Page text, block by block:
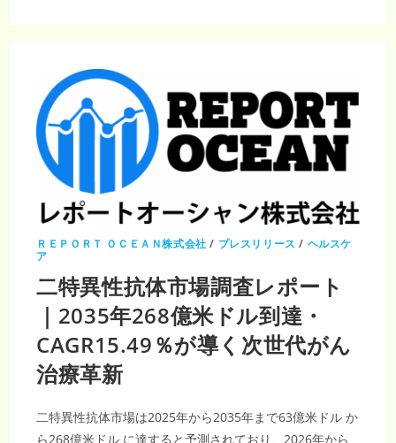
場
調
査
レ
ポ
ー
ト
｜
855
億
2000
万
米
ル・
CAGR3.84％、
が
ん
研
開
発
ＲＥＰＯＲＴ ＯＣＥＡＮ株式会社 / プレスリリース / ヘルスケ
ア
二特異性抗体市場調査レポート
｜2035年268億米ドル到達・
CAGR15.49％が導く次世代がん
治療革新
二特異性抗体市場は2025年から2035年まで63億米ドル か
ら268億米ドル に達すると予測されており、2026年から